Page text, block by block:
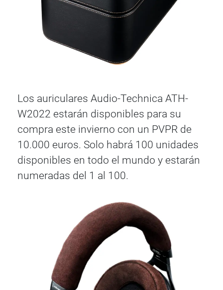
Los auriculares Audio-Technica ATH-
W2022 estarán disponibles para su
compra este invierno con un PVPR de
10.000 euros. Solo habrá 100 unidades
disponibles en todo el mundo y estarán
numeradas del 1 al 100.